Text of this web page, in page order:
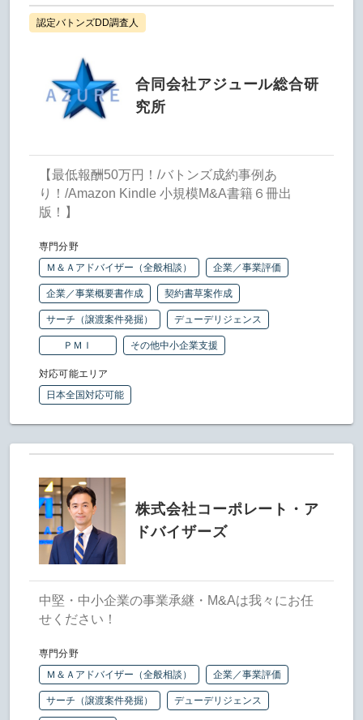
認定バトンズDD調査人
合同会社アジュール総合研
究所
【最低報酬50万円！/バトンズ成約事例あ
り！/Amazon Kindle 小規模M&A書籍６冊出
版！】
専門分野
Ｍ＆Ａアドバイザー（全般相談）
企業／事業評価
企業／事業概要書作成 契約書草案作成
サーチ（譲渡案件発掘） デューデリジェンス
ＰＭＩ その他中小企業支援
対応可能エリア
日本全国対応可能
株式会社コーポレート・ア
ドバイザーズ
中堅・中小企業の事業承継・M&Aは我々にお任
せください！
専門分野
Ｍ＆Ａアドバイザー（全般相談）
企業／事業評価
サーチ（譲渡案件発掘） デューデリジェンス